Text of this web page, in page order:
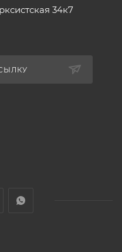
34к7